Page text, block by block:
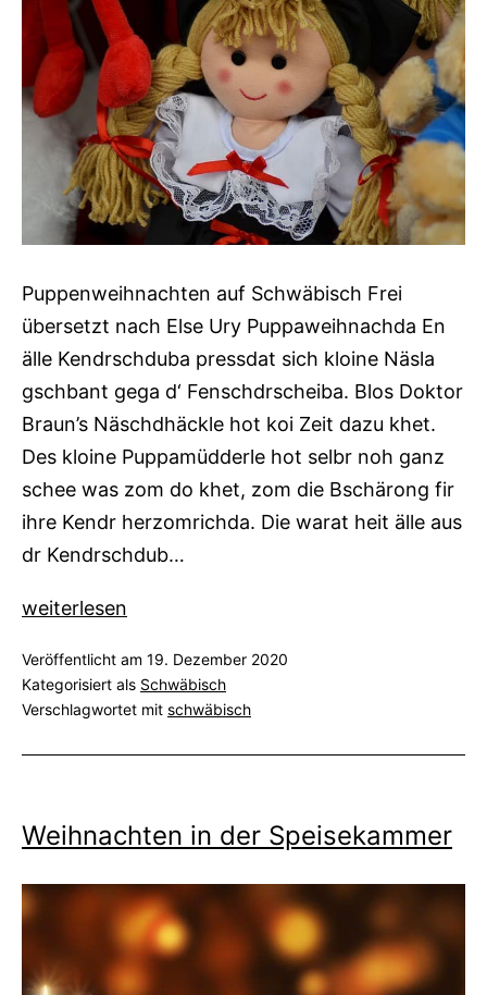
Puppenweihnachten auf Schwäbisch Frei
übersetzt nach Else Ury Puppaweihnachda En
älle Kendrschduba pressdat sich kloine Näsla
gschbant gega d‘ Fenschdrscheiba. Blos Doktor
Braun’s Näschdhäckle hot koi Zeit dazu khet.
Des kloine Puppamüdderle hot selbr noh ganz
schee was zom do khet, zom die Bschärong fir
ihre Kendr herzomrichda. Die warat heit älle aus
dr Kendrschdub…
Puppenweihnachten
Schwäbisch
weiterlesen
Veröffentlicht am 19. Dezember 2020
Kategorisiert als Schwäbisch
Verschlagwortet mit schwäbisch
Weihnachten in der Speisekammer